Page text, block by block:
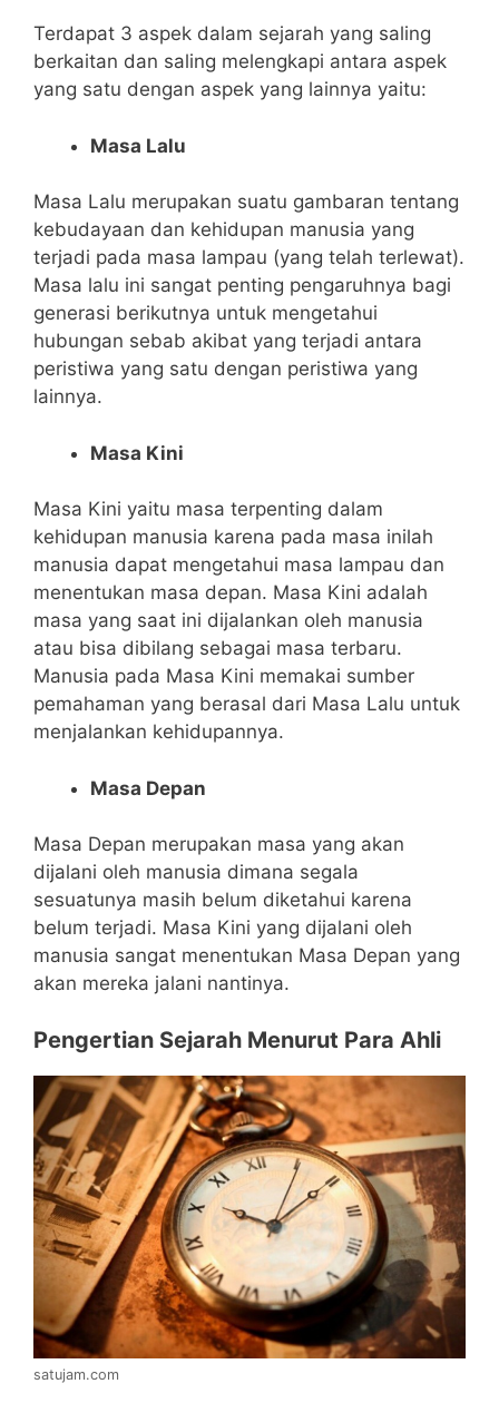
Terdapat 3 aspek dalam sejarah yang saling
berkaitan dan saling melengkapi antara aspek
yang satu dengan aspek yang lainnya yaitu:
Masa Lalu
Masa Lalu merupakan suatu gambaran tentang
kebudayaan dan kehidupan manusia yang
terjadi pada masa lampau (yang telah terlewat).
Masa lalu ini sangat penting pengaruhnya bagi
generasi berikutnya untuk mengetahui
hubungan sebab akibat yang terjadi antara
peristiwa yang satu dengan peristiwa yang
lainnya.
Masa Kini
Masa Kini yaitu masa terpenting dalam
kehidupan manusia karena pada masa inilah
manusia dapat mengetahui masa lampau dan
menentukan masa depan. Masa Kini adalah
masa yang saat ini dijalankan oleh manusia
atau bisa dibilang sebagai masa terbaru.
Manusia pada Masa Kini memakai sumber
pemahaman yang berasal dari Masa Lalu untuk
menjalankan kehidupannya.
Masa Depan
Masa Depan merupakan masa yang akan
dijalani oleh manusia dimana segala
sesuatunya masih belum diketahui karena
belum terjadi. Masa Kini yang dijalani oleh
manusia sangat menentukan Masa Depan yang
akan mereka jalani nantinya.
Pengertian Sejarah Menurut Para Ahli
satujam.com